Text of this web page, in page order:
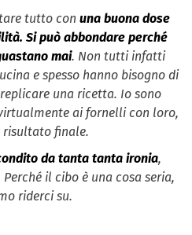
tutto con una buona dose
Si può abbondare perché
mai. Non tutti infatti
e spesso hanno bisogno di
una ricetta. Io sono
ai fornelli con loro,
risultato finale.
da tanta tanta ironia,
il cibo è una cosa seria,
riderci su.